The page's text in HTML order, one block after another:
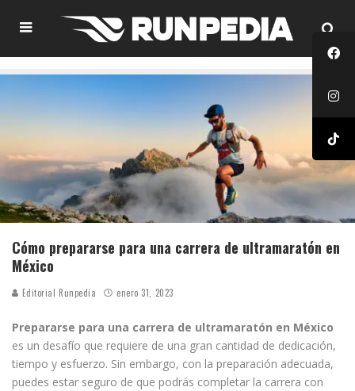
Cómo prepararse para una carrera de ultramaratón en
México
Editorial Runpedia enero 31, 2023
Prepararse para una carrera de ultramaratón en México
es un desafío que requiere de una gran cantidad de dedicación,
tiempo y esfuerzo. Sin embargo, con la preparación adecuada,
puedes estar seguro de que podrás completar la carrera con